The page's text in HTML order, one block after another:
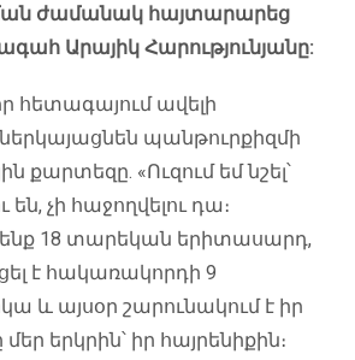
ժամանակ հայտարարեց
Արայիկ Հարությունյանը:
հետագայում ավելի
պանթուրքիզմի
քարտեզը. «Ուզում եմ նշել՝
չի հաջողվելու դա։
18 տարեկան երիտասարդ,
է հակառակորդի 9
և այսօր շարունակում է իր
երկրին՝ իր հայրենիքին։